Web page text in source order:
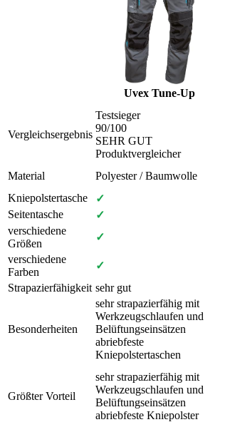
Uvex Tune-Up
Vergleichsergebnis
Testsieger
90/100
SEHR GUT
Produktvergleicher
Material
Polyester / Baumwolle
Kniepolstertasche
✓
Seitentasche
✓
verschiedene
Größen
✓
verschiedene
Farben
✓
Strapazierfähigkeit sehr gut
Besonderheiten
sehr strapazierfähig mit
Werkzeugschlaufen und
Belüftungseinsätzen
abriebfeste
Kniepolstertaschen
Größter Vorteil
sehr strapazierfähig mit
Werkzeugschlaufen und
Belüftungseinsätzen
abriebfeste Kniepolster